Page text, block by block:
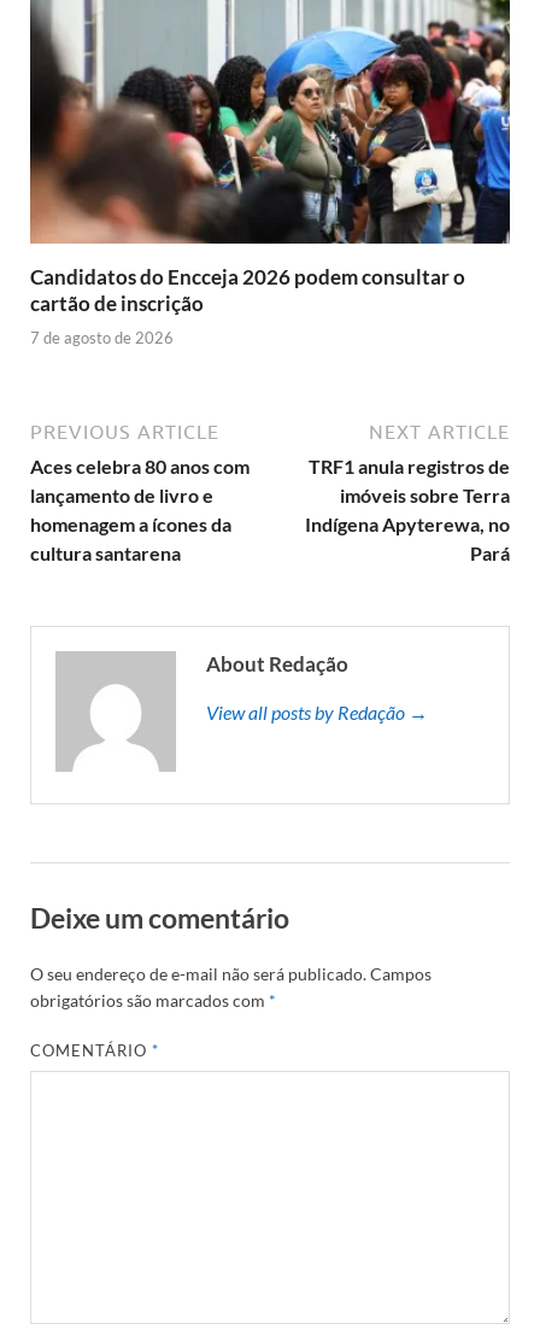
Candidatos do Encceja 2026 podem consultar o
cartão de inscrição
7 de agosto de 2026
PREVIOUS ARTICLE
Aces celebra 80 anos com
lançamento de livro e
homenagem a ícones da
cultura santarena
NEXT ARTICLE
TRF1 anula registros de
imóveis sobre Terra
Indígena Apyterewa, no
Pará
About Redação
View all posts by Redação →
Deixe um comentário
O seu endereço de e-mail não será publicado.Campos
obrigatórios são marcados com *
COMENTÁRIO*